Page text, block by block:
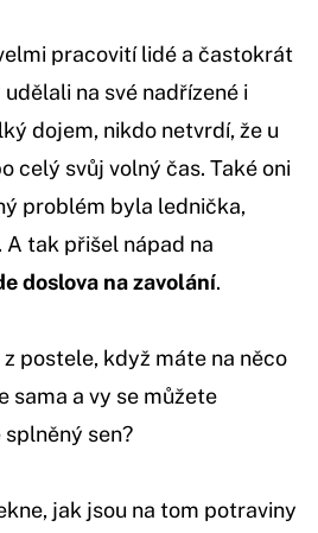
pracovití lidé a častokrát
na své nadřízené i
dojem, nikdo netvrdí, že u
celý svůj volný čas. Také oni
problém byla lednička,
tak přišel nápad na
doslova na zavolání.
postele, když máte na něco
sama a vy se můžete
sen?
jak jsou na tom potraviny